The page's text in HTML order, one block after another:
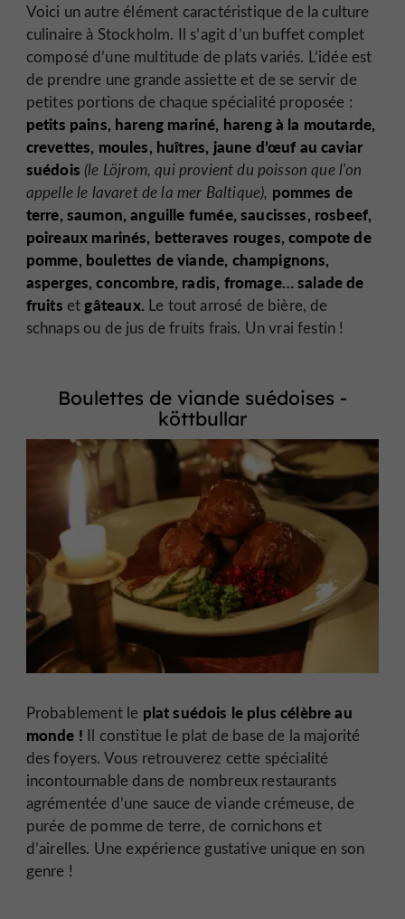
Voici un autre élément caractéristique de la culture
culinaire à Stockholm. Il s’agit d’un buffet complet
composé d’une multitude de plats variés. L’idée est
de prendre une grande assiette et de se servir de
petites portions de chaque spécialité proposée :
petits pains, hareng mariné, hareng à la moutarde,
crevettes, moules, huîtres, jaune d’œuf au caviar
suédois (le Löjrom, qui provient du poisson que l'on
appelle le lavaret de la mer Baltique), pommes de
terre, saumon, anguille fumée, saucisses, rosbeef,
poireaux marinés, betteraves rouges, compote de
pomme, boulettes de viande, champignons,
asperges, concombre, radis, fromage… salade de
fruits etgâteaux. Le tout arrosé de bière, de
schnaps ou de jus de fruits frais. Un vrai festin !
Boulettes de viande suédoises -
köttbullar
Probablement le plat suédois le plus célèbre au
monde ! Il constitue le plat de base de la majorité
des foyers. Vous retrouverez cette spécialité
incontournable dans de nombreux restaurants
agrémentée d’une sauce de viande crémeuse, de
purée de pomme de terre, de cornichons et
d’airelles. Une expérience gustative unique en son
genre !